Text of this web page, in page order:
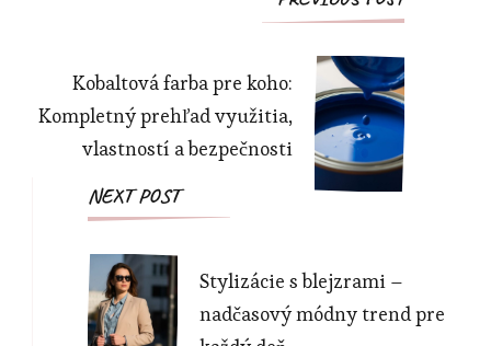
Kobaltová farba pre koho:
Kompletný prehľad využitia,
vlastností a bezpečnosti
NEXT POST
Stylizácie s blejzrami –
nadčasový módny trend pre